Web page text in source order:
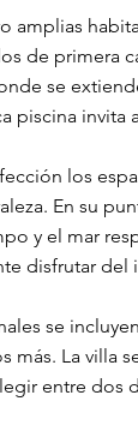
amplias
de primera
se
piscina invita
los
En su
y el mar
disfrutar del
se
más. La villa
entre dos